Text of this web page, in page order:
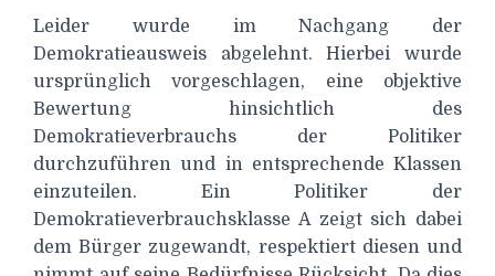
Leider wurde im Nachgang der
Demokratieausweis abgelehnt. Hierbei wurde
ursprünglich vorgeschlagen, eine objektive
Bewertung hinsichtlich des
Demokratieverbrauchs der Politiker
durchzuführen und in entsprechende Klassen
einzuteilen. Ein Politiker der
Demokratieverbrauchsklasse A zeigt sich dabei
dem Bürger zugewandt, respektiert diesen und